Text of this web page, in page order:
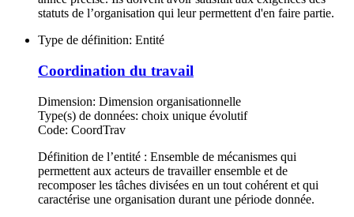
statuts de l’organisation qui leur permettent d'en faire partie.
Type de définition: Entité
Coordination du travail
Dimension: Dimension organisationnelle
Type(s) de données: choix unique évolutif
Code: CoordTrav
Définition de l’entité : Ensemble de mécanismes qui
permettent aux acteurs de travailler ensemble et de
recomposer les tâches divisées en un tout cohérent et qui
caractérise une organisation durant une période donnée.